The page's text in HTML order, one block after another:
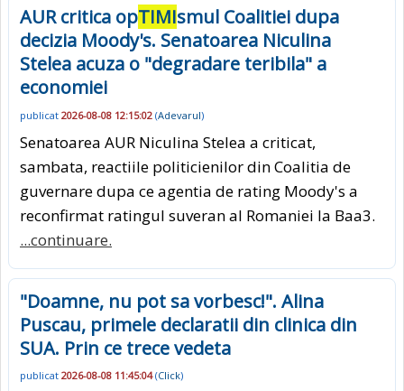
AUR critica opTIMIsmul Coalitiei dupa
decizia Moody's. Senatoarea Niculina
Stelea acuza o "degradare teribila" a
economiei
publicat 2026-08-08 12:15:02 (Adevarul)
Senatoarea AUR Niculina Stelea a criticat,
sambata, reactiile politicienilor din Coalitia de
guvernare dupa ce agentia de rating Moody's a
reconfirmat ratingul suveran al Romaniei la Baa3.
...continuare.
"Doamne, nu pot sa vorbesc!". Alina
Puscau, primele declaratii din clinica din
SUA. Prin ce trece vedeta
publicat 2026-08-08 11:45:04(Click)